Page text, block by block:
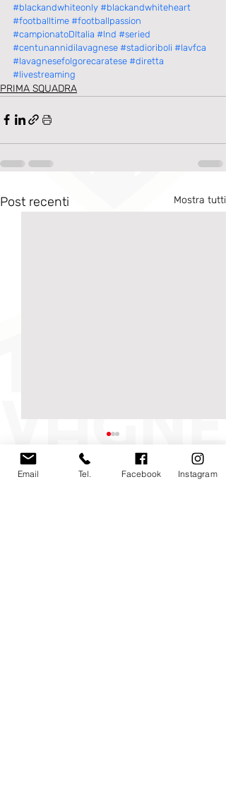
#blackandwhiteonly #blackandwhiteheart
#footballtime #footballpassion
#campionatoDItalia #lnd #seried
#centunannidilavagnese #stadioriboli #lavfca
#lavagnesefolgorecaratese #diretta
#livestreaming
PRIMA SQUADRA
Post recenti Mostra tutti
Email Tel. Facebook Instagram